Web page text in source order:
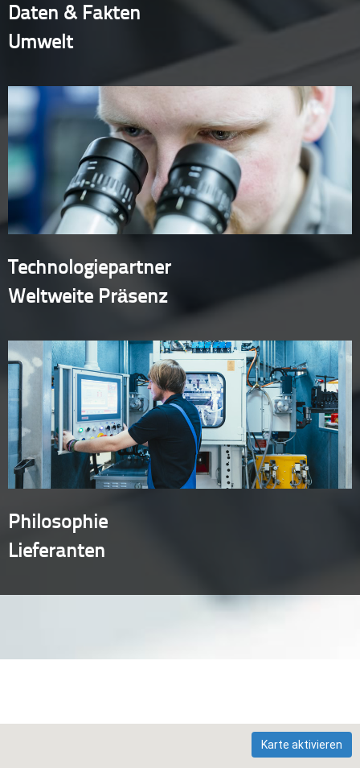
Daten & Fakten
Umwelt
Technologiepartner
Weltweite Präsenz
Philosophie
Lieferanten
Karte aktivieren